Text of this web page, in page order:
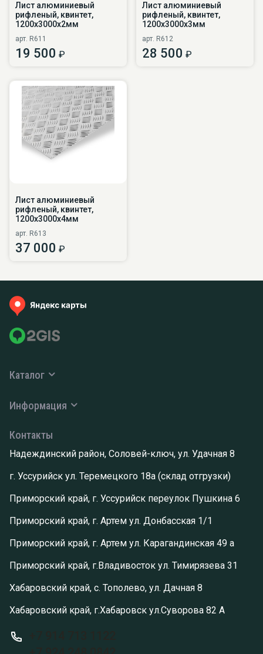
Лист алюминиевый
рифленый, квинтет,
1200х3000х2мм
арт. R611
19 500 ₽
Лист алюминиевый
рифленый, квинтет,
1200х3000х3мм
арт. R612
28 500 ₽
Лист алюминиевый
рифленый, квинтет,
1200х3000х4мм
арт. R613
37 000 ₽
Каталог
Информация
Контакты
Надеждинский район, Соловей-ключ, ул. Удачная 8
г. Уссурийск ул. Теремецкого 18а (склад отгрузки)
Приморский край, г. Уссурийск переулок Пушкина 6
Приморский край, г. Артем ул. Донбасская 1/1
Приморский край, г. Артем ул. Карагандинская 49 а
Приморский край, г.Владивосток ул. Тимирязева 31
Хабаровский край, с. Тополево, ул. Дачная 8
Хабаровский край, г.Хабаровск ул.Суворова 82 А